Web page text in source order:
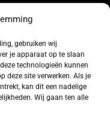
gebruiken wij
je apparaat op te slaan
technologieën kunnen
deze site verwerken. Als je
kan dit een nadelige
Wij gaan ten alle
op